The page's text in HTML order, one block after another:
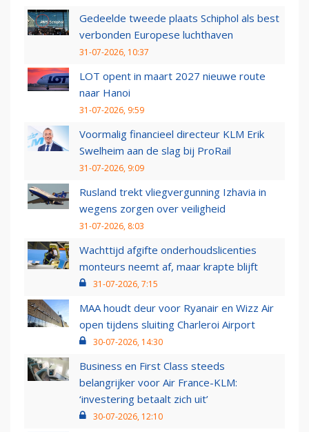
Gedeelde tweede plaats Schiphol als best
verbonden Europese luchthaven
31-07-2026, 10:37
LOT opent in maart 2027 nieuwe route
naar Hanoi
31-07-2026, 9:59
Voormalig financieel directeur KLM Erik
Swelheim aan de slag bij ProRail
31-07-2026, 9:09
Rusland trekt vliegvergunning Izhavia in
wegens zorgen over veiligheid
31-07-2026, 8:03
Wachttijd afgifte onderhoudslicenties
monteurs neemt af, maar krapte blijft
31-07-2026, 7:15
MAA houdt deur voor Ryanair en Wizz Air
open tijdens sluiting Charleroi Airport
30-07-2026, 14:30
Business en First Class steeds
belangrijker voor Air France-KLM:
‘investering betaalt zich uit’
30-07-2026, 12:10